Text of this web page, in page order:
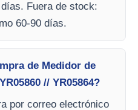
Fuera de stock:
60-90 días.
de Medidor de
// YR05864?
por correo electrónico